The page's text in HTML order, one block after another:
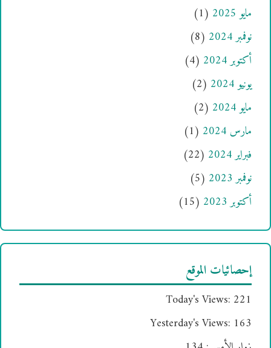
مايو 2025
(1)
نوفمبر 2024
(8)
أكتوبر 2024
(4)
يونيو 2024
(2)
مايو 2024
(2)
مارس 2024
(1)
فبراير 2024
(22)
نوفمبر 2023
(5)
أكتوبر 2023
(15)
إحصائيات الموقع
Today's Views: 221
Yesterday's Views: 163